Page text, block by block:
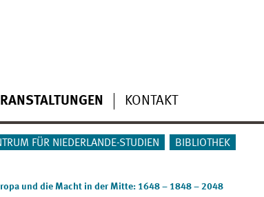
KONTAKT
FÜR NIEDERLANDE-STUDIEN BIBLIOTHEK
und die Macht in der Mitte: 1648 – 1848 – 2048